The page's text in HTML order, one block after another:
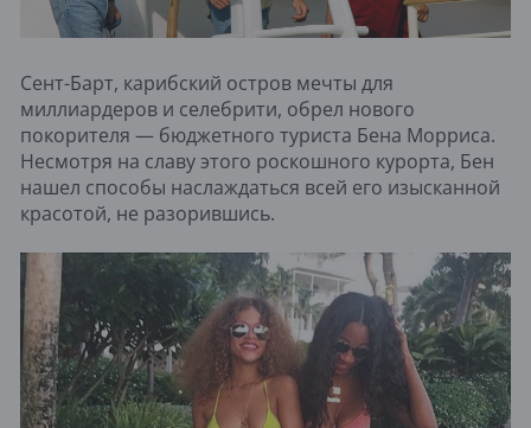
Сент-Барт, карибский остров мечты для
миллиардеров и селебрити, обрел нового
покорителя — бюджетного туриста Бена Морриса.
Несмотря на славу этого роскошного курорта, Бен
нашел способы наслаждаться всей его изысканной
красотой, не разорившись.